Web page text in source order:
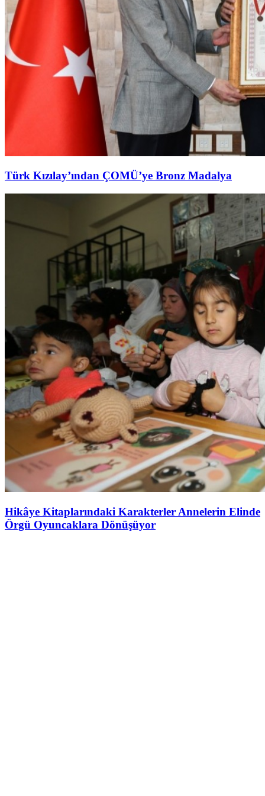
Türk Kızılay’ından ÇOMÜ’ye Bronz Madalya
Hikâye Kitaplarındaki Karakterler Annelerin Elinde
Örgü Oyuncaklara Dönüşüyor